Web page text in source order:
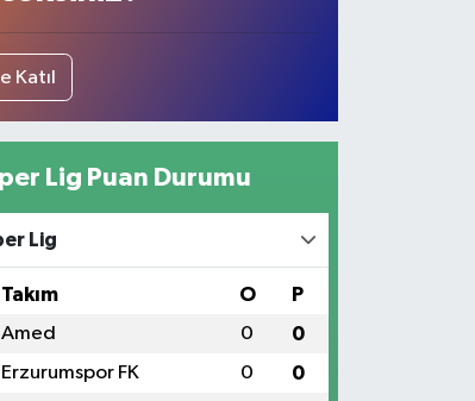
Katıl
Lig Puan Durumu
Lig
Takım O P
Amed 0 0
Erzurumspor FK 0 0